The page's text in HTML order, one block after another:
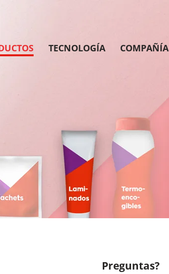
TECNOLOGÍA COMPAÑÍA
Preguntas?